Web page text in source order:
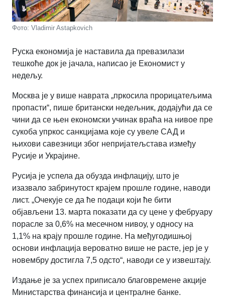
Фото: Vladimir Astapkovich
Руска економија је наставила да превазилази
тешкоће док је јачала, написао је Економист у
недељу.
Москва је у више наврата „пркосила прорицатељима
пропасти“, пише британски недељник, додајући да се
чини да се њен економски учинак враћа на нивое пре
сукоба упркос санкцијама које су увеле САД и
њихови савезници због непријатељстава између
Русије и Украјине.
Русија је успела да обузда инфлацију, што је
изазвало забринутост крајем прошле године, наводи
лист. „Очекује се да ће подаци који ће бити
објављени 13. марта показати да су цене у фебруару
порасле за 0,6% на месечном нивоу, у односу на
1,1% на крају прошле године. На међугодишњој
основи инфлација вероватно више не расте, јер је у
новембру достигла 7,5 одсто“, наводи се у извештају.
Издање је за успех приписало благовремене акције
Министарства финансија и централне банке.